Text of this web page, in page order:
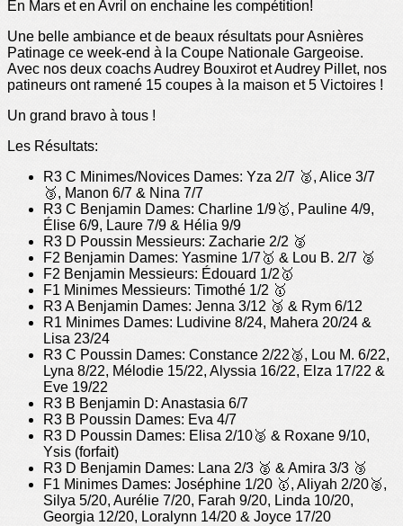
En Mars et en Avril on enchaine les compétition!
Une belle ambiance et de beaux résultats pour Asnières
Patinage ce week-end à la Coupe Nationale Gargeoise.
Avec nos deux coachs Audrey Bouxirot et Audrey Pillet, nos
patineurs ont ramené 15 coupes à la maison et 5 Victoires !
Un grand bravo à tous !
Les Résultats:
R3 C Minimes/Novices Dames: Yza 2/7 🥈, Alice 3/7
🥉, Manon 6/7 & Nina 7/7
R3 C Benjamin Dames: Charline 1/9🥇, Pauline 4/9,
Élise 6/9, Laure 7/9 & Hélia 9/9
R3 D Poussin Messieurs: Zacharie 2/2 🥈
F2 Benjamin Dames: Yasmine 1/7🥇 & Lou B. 2/7 🥈
F2 Benjamin Messieurs: Édouard 1/2🥇
F1 Minimes Messieurs: Timothé 1/2 🥇
R3 A Benjamin Dames: Jenna 3/12 🥉 & Rym 6/12
R1 Minimes Dames: Ludivine 8/24, Mahera 20/24 &
Lisa 23/24
R3 C Poussin Dames: Constance 2/22🥈, Lou M. 6/22,
Lyna 8/22, Mélodie 15/22, Alyssia 16/22, Elza 17/22 &
Eve 19/22
R3 B Benjamin D: Anastasia 6/7
R3 B Poussin Dames: Eva 4/7
R3 D Poussin Dames: Elisa 2/10🥈 & Roxane 9/10,
Ysis (forfait)
R3 D Benjamin Dames: Lana 2/3 🥈 & Amira 3/3 🥉
F1 Minimes Dames: Joséphine 1/20 🥇, Aliyah 2/20🥈,
Silya 5/20, Aurélie 7/20, Farah 9/20, Linda 10/20,
Georgia 12/20, Loralynn 14/20 & Joyce 17/20